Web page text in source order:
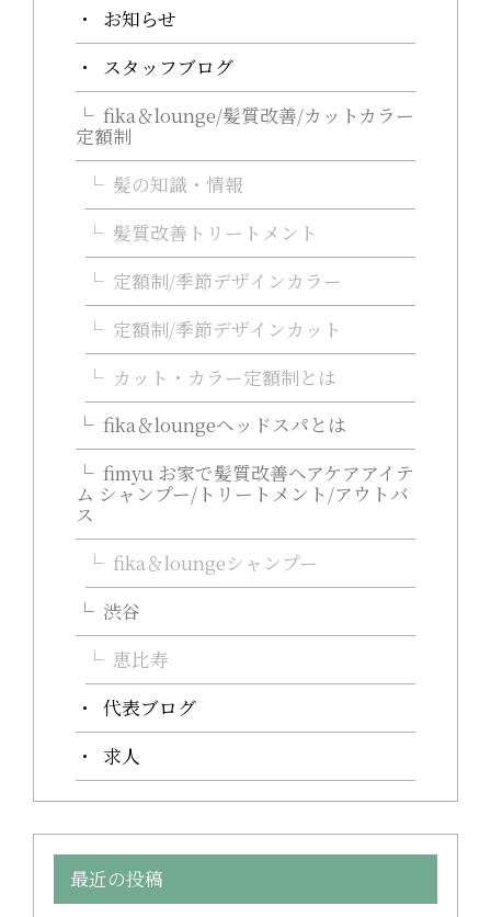
お知らせ
スタッフブログ
fika＆lounge/髪質改善/カットカラー
定額制
髪の知識・情報
髪質改善トリートメント
定額制/季節デザインカラー
定額制/季節デザインカット
カット・カラー定額制とは
fika＆loungeヘッドスパとは
fimyu お家で髪質改善ヘアケアアイテ
ム シャンプー/トリートメント/アウトバ
ス
fika＆loungeシャンプー
渋谷
恵比寿
代表ブログ
求人
最近の投稿